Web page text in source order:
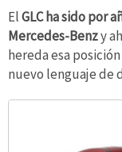
ElGLC ha sido por
Mercedes-Benzy
hereda esa
nuevo lenguaje de